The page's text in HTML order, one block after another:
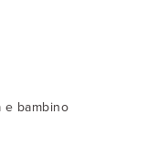
e bambino